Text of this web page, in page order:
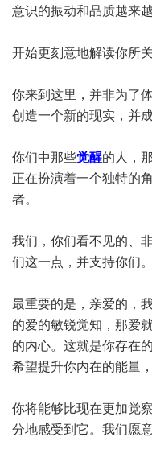
意识的振动和品质越来
开始更刻意地解读你所
你来到这里，并非为了
创造一个新的现实，并
你们中那些觉醒的人，
正在扮演着一个独特的
者。
我们，你们看不见的、
们这一点，并支持你们。
最重要的是，亲爱的，
的爱的敏锐觉知，那爱
的内心。这就是你存在
希望提升你内在的能量
你将能够比现在更加觉
分地感受到它。我们愿